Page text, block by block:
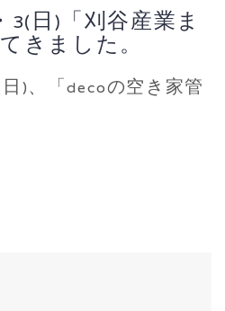
日)「刈谷産業ま
きました。
)、「decoの空き家管